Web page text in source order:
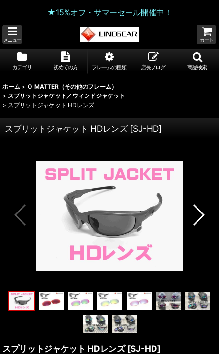
★15%オフ・サマーセール開催中！
メニュー カート
カテゴリ 初めての方 フレームの種類 店長ブログ 商品検索
ホーム > Ｏ MATTER（その他のフレーム）
> スプリットジャケット／ウィンドジャケット
> スプリットジャケット HDレンズ
スプリットジャケット HDレンズ [SJ-HD]
スプリットジャケット HDレンズ [SJ-HD]